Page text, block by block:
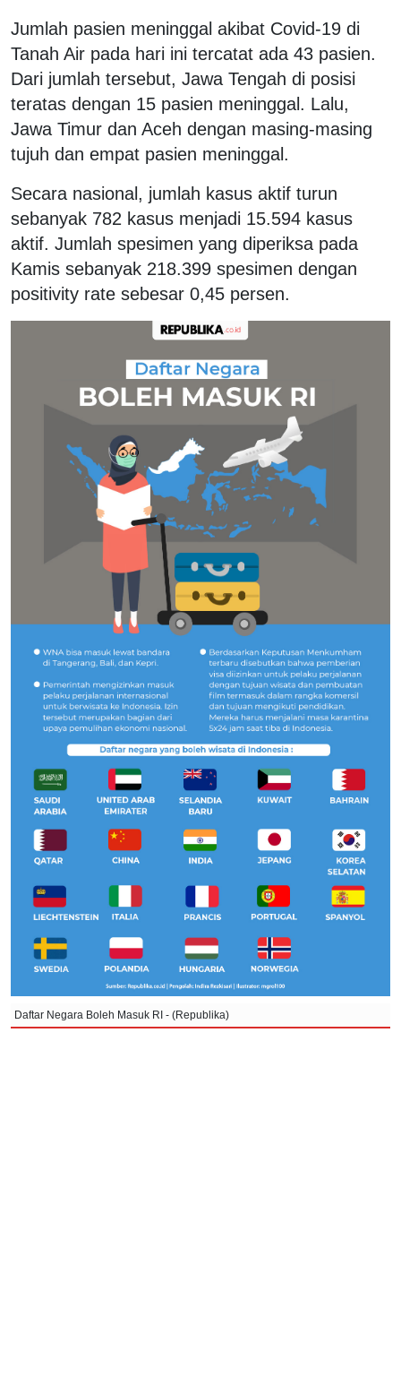
Jumlah pasien meninggal akibat Covid-19 di
Tanah Air pada hari ini tercatat ada 43 pasien.
Dari jumlah tersebut, Jawa Tengah di posisi
teratas dengan 15 pasien meninggal. Lalu,
Jawa Timur dan Aceh dengan masing-masing
tujuh dan empat pasien meninggal.
Secara nasional, jumlah kasus aktif turun
sebanyak 782 kasus menjadi 15.594 kasus
aktif. Jumlah spesimen yang diperiksa pada
Kamis sebanyak 218.399 spesimen dengan
positivity rate sebesar 0,45 persen.
Daftar Negara Boleh Masuk RI - (Republika)